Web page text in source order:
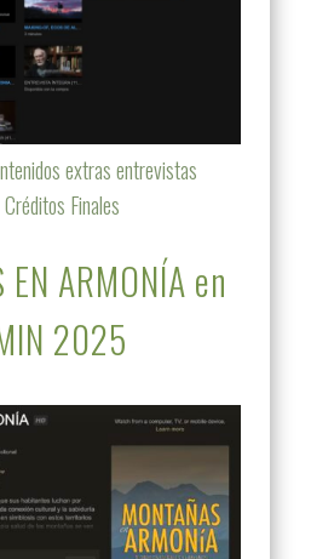
extras entrevistas
Finales
EN ARMONÍA en
2025